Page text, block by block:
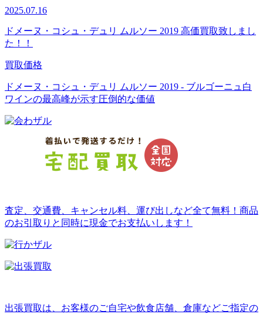
2025.07.16
ドメーヌ・コシュ・デュリ ムルソー 2019 高価買取致しまし
た！！
買取価格
ドメーヌ・コシュ・デュリ ムルソー 2019 - ブルゴーニュ白
ワインの最高峰が示す圧倒的な価値
査定、交通費、キャンセル料、運び出しなど全て無料！商品
のお引取りと同時に現金でお支払いします！
出張買取は、お客様のご自宅や飲食店舗、倉庫などご指定の